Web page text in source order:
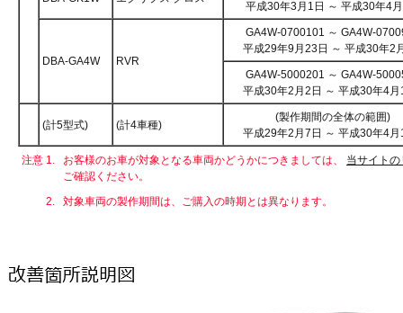
平成30年3月1日 ～ 平成30年4
DBA-GA4W RVR
GA4W-0700101 ～ GA4W-
平成29年9月23日 ～ 平成30年2
GA4W-5000201 ～ GA4W-
平成30年2月2日 ～ 平成30年4月
(計5型式) (計4車種)
(製作期間の全体の範囲)
平成29年2月7日 ～ 平成30年4月
注意 1. お客様のお車が対象となる車両かどうかにつきましては、 当サイト
ご確認ください。
2.
対象車両の製作期間は、ご購入の時期とは異なります。